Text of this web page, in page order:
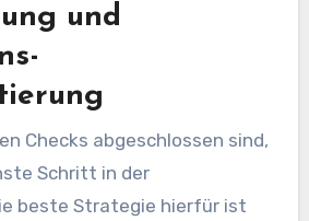
und
Checks abgeschlossen sind,
Schritt in der
beste Strategie hierfür ist